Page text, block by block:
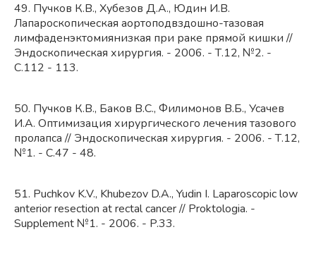
49. Пучков К.В., Хубезов Д.А., Юдин И.В.
Лапароскопическая аортоподвздошно-тазовая
лимфаденэктомиянизкая при раке прямой кишки //
Эндоскопическая хирургия. - 2006. - Т.12, №2. -
С.112 - 113.
50. Пучков К.В., Баков В.С., Филимонов В.Б., Усачев
И.А. Оптимизация хирургического лечения тазового
пролапса // Эндоскопическая хирургия. - 2006. - Т.12,
№1. - С.47 - 48.
51. Puchkov K.V., Khubezov D.A., Yudin I. Laparoscopic low
anterior resection at rectal cancer // Proktologia. -
Supplement №1. - 2006. - P.33.